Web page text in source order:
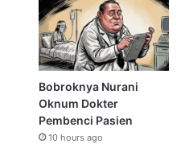
Bobroknya Nurani
Oknum Dokter
Pembenci Pasien
10 hours ago